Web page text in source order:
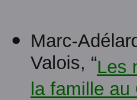
Marc-
Valois, “Les
la famille au